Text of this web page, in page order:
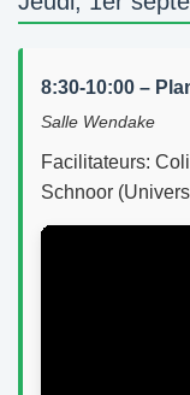
8:30-10:00 –
Salle Wendake
Facilitateurs:
Schnoor